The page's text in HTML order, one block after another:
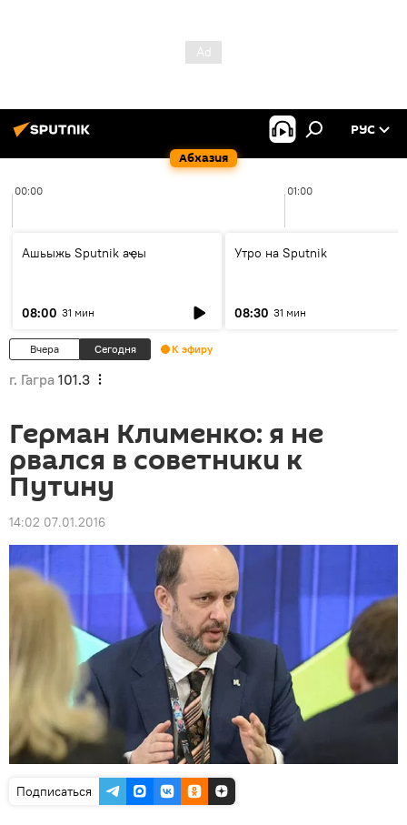
Абхазия
РУС
00:00 01:00
Ашьыжь Sputnik аҿы
08:00 31 мин
Утро на Sputnik
08:30 31 мин
Вчера Сегодня К эфиру
г. Гагра 101.3
Герман Клименко: я не
рвался в советники к
Путину
14:02 07.01.2016
Подписаться